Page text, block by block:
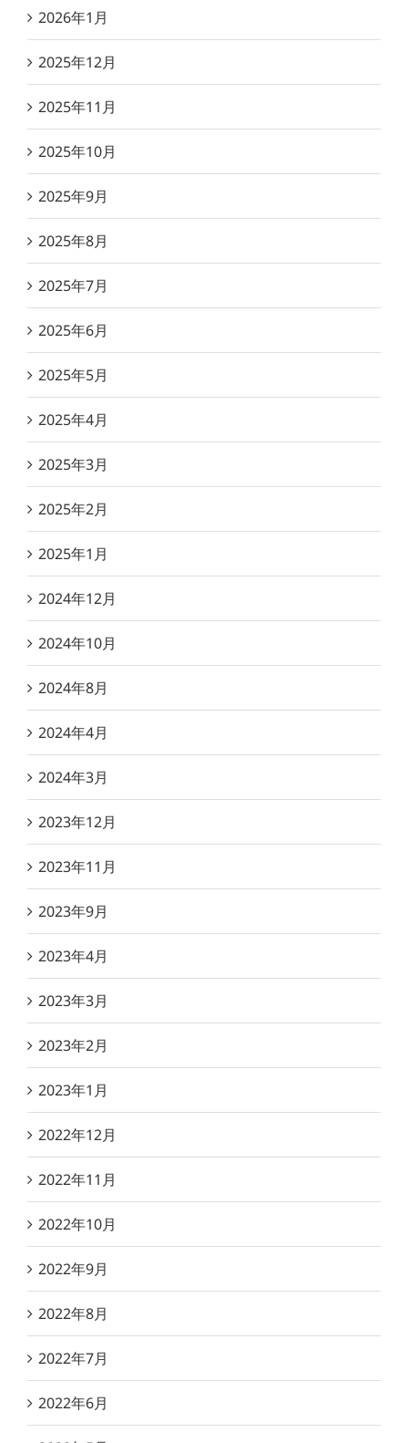
2026年1月
2025年12月
2025年11月
2025年10月
2025年9月
2025年8月
2025年7月
2025年6月
2025年5月
2025年4月
2025年3月
2025年2月
2025年1月
2024年12月
2024年10月
2024年8月
2024年4月
2024年3月
2023年12月
2023年11月
2023年9月
2023年4月
2023年3月
2023年2月
2023年1月
2022年12月
2022年11月
2022年10月
2022年9月
2022年8月
2022年7月
2022年6月